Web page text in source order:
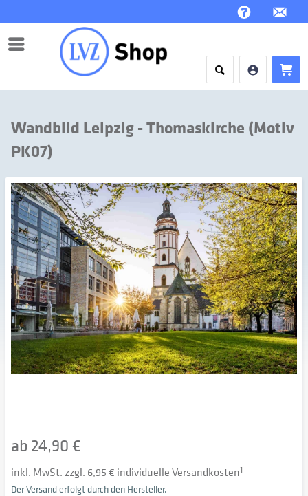
Menü
Wandbild Leipzig - Thomaskirche (Motiv
PK07)
ab 24,90 €
inkl. MwSt. zzgl. 6,95 € individuelle Versandkosten1
Der Versand erfolgt durch den Hersteller.